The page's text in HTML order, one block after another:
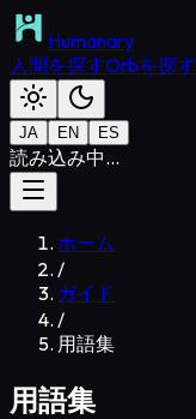
Humanary
人間を探すOrbを探す
JA EN ES
読み込み中...
ホーム
/
ガイド
/
用語集
用語集